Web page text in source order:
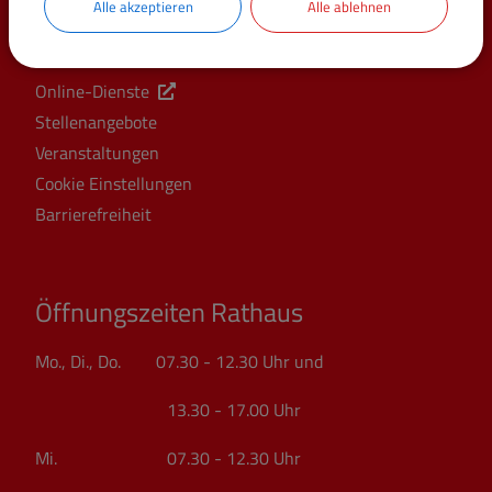
Schnellzugriff
Online-Dienste
Stellenangebote
Veranstaltungen
Cookie Einstellungen
Barrierefreiheit
Öffnungszeiten Rathaus
Mo., Di., Do. 07.30 - 12.30 Uhr und
13.30 - 17.00 Uhr
Mi. 07.30 - 12.30 Uhr
Alle akzeptieren Alle ablehnen